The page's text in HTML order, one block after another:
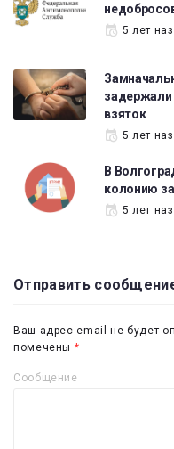
5 лет
задержали
взяток
5 лет
В
колонию
5 лет
Отправить
Ваш адрес email не будет
помечены *
Сообщение